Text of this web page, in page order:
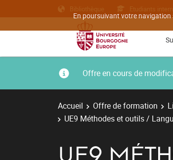
En poursuivant votre navigation
Bibliothèque Etudiants
Offre en cours de
Accueil Offre de formation
UE9 Méthodes et outils /